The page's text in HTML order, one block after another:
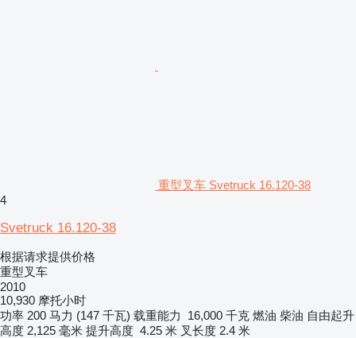
重型叉车 Svetruck 16.120-38
4
Svetruck 16.120-38
根据请求提供价格
重型叉车
2010
10,930 摩托小时
功率 200 马力 (147 千瓦) 载重能力 16,000 千克 燃油 柴油 自由起升
高度 2,125 毫米 提升高度 4.25 米 叉长度 2.4 米